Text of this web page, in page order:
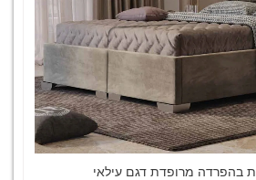
בהפרדה מרופדת דגם עילאי